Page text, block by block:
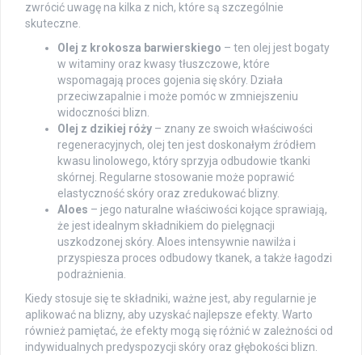
zwrócić uwagę na kilka z nich, które są szczególnie
skuteczne.
Olej z krokosza barwierskiego – ten olej jest bogaty
w witaminy oraz kwasy tłuszczowe, które
wspomagają proces gojenia się skóry. Działa
przeciwzapalnie i może pomóc w zmniejszeniu
widoczności blizn.
Olej z dzikiej róży – znany ze swoich właściwości
regeneracyjnych, olej ten jest doskonałym źródłem
kwasu linolowego, który sprzyja odbudowie tkanki
skórnej. Regularne stosowanie może poprawić
elastyczność skóry oraz zredukować blizny.
Aloes – jego naturalne właściwości kojące sprawiają,
że jest idealnym składnikiem do pielęgnacji
uszkodzonej skóry. Aloes intensywnie nawilża i
przyspiesza proces odbudowy tkanek, a także łagodzi
podrażnienia.
Kiedy stosuje się te składniki, ważne jest, aby regularnie je
aplikować na blizny, aby uzyskać najlepsze efekty. Warto
również pamiętać, że efekty mogą się różnić w zależności od
indywidualnych predyspozycji skóry oraz głębokości blizn.